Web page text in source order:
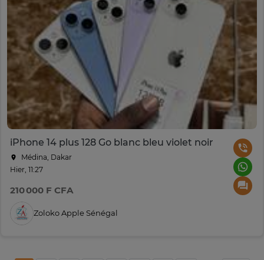
iPhone 14 plus 128 Go blanc bleu violet noir
Médina, Dakar
Hier, 11:27
210 000 F CFA
Zoloko Apple Sénégal